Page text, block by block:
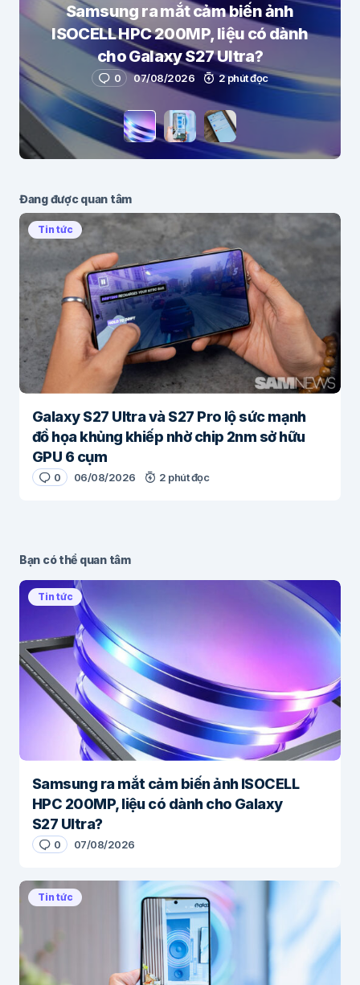
Samsung ra mắt cảm biến ảnh
ISOCELL HPC 200MP, liệu có dành
cho Galaxy S27 Ultra?
0 07/08/2026 2 phút đọc
Đang được quan tâm
Tin tức
Galaxy S27 Ultra và S27 Pro lộ sức mạnh
đồ họa khủng khiếp nhờ chip 2nm sở hữu
GPU 6 cụm
0 06/08/2026 2 phút đọc
Bạn có thể quan tâm
Tin tức
Samsung ra mắt cảm biến ảnh ISOCELL
HPC 200MP, liệu có dành cho Galaxy
S27 Ultra?
0 07/08/2026
Tin tức